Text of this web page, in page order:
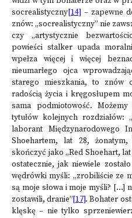
socrealistyczny[14] – zapewne
znów: „socrealistyczny” nie
czy „artystycznie
powieści stalker upada
wpełza więcej i więcej
nieumarłego ojca
starego mieszkania, to znów
radością życia i kręgosłupem
sama podmiotowość.
tytułów kolejnych rozdziałów:
laborant Międzynarodowego
Shoehartem, lat 28,
skończyć jako „Red Shoehart, lat
ostatecznie, jak niewiele
wędrówki myśli: „zrobiliście ze
są moje słowa i moje myśli? […]
zostawili, dranie”[17]. Bohater
klęskę – nie tylko